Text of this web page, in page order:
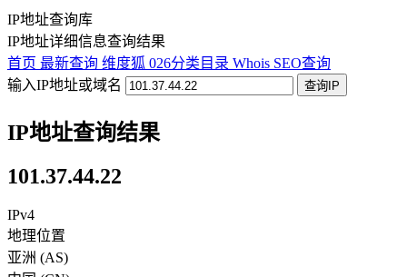
IP地址查询库
IP地址详细信息查询结果
首页 最新查询 维度狐 026分类目录 Whois SEO查询
输入IP地址或域名
查询IP
IP地址查询结果
101.37.44.22
IPv4
地理位置
亚洲 (AS)